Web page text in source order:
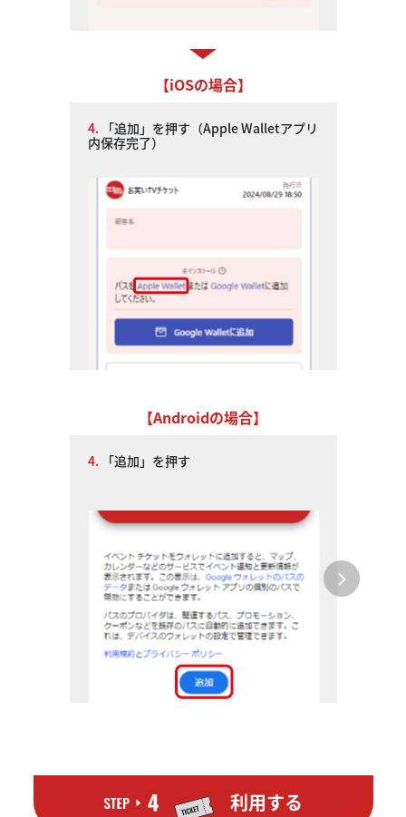
【iOSの場合】
4.
「追加」を押す（Apple Walletアプリ
内保存完了）
【Androidの場合】
4. 「追加」を押す
利用する